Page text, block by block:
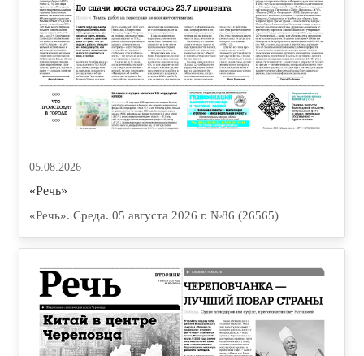
05.08.2026
«Речь»
«Речь». Среда. 05 августа 2026 г. №86 (26565)